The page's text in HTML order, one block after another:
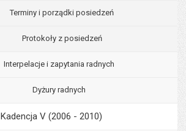
Terminy i porządki posiedzeń
Protokoły z posiedzeń
Interpelacje i zapytania radnych
Dyżury radnych
Kadencja V (2006 - 2010)